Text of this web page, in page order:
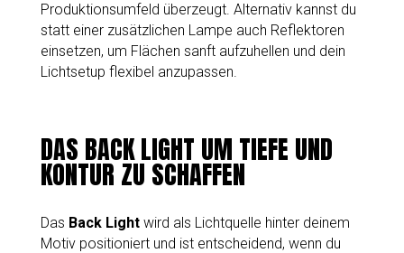
Produktionsumfeld überzeugt. Alternativ kannst du
statt einer zusätzlichen Lampe auch Reflektoren
einsetzen, um Flächen sanft aufzuhellen und dein
Lichtsetup flexibel anzupassen.
DAS BACK LIGHT UM TIEFE UND
KONTUR ZU SCHAFFEN
Das Back Lightwird als Lichtquelle hinter deinem
Motiv positioniert und ist entscheidend, wenn du